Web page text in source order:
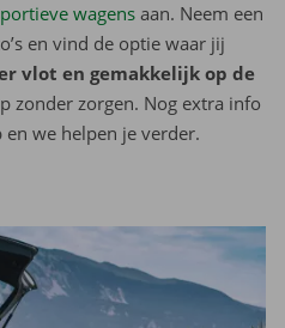
wagens aan. Neem een
en vind de optie waar jij
vlot en gemakkelijk op de
zonder zorgen. Nog extra info
en we helpen je verder.